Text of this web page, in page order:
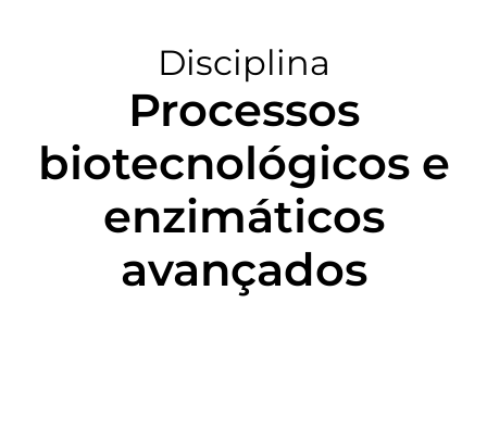
Disciplina
Processos
biotecnológicos e
enzimáticos
avançados